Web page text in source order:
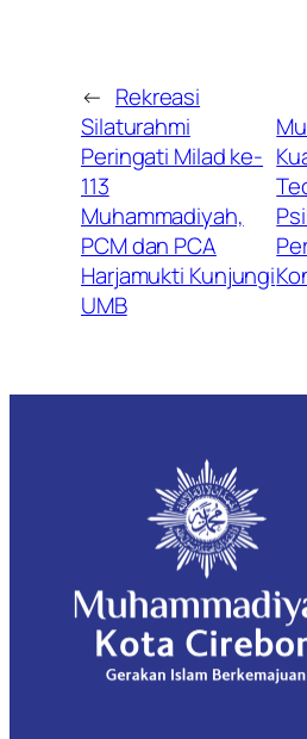
← Rekreasi
Silaturahmi
Peringati Milad ke-
113
Muhammadiyah,
PCM dan PCA
Harjamukti Kunjungi
UMB